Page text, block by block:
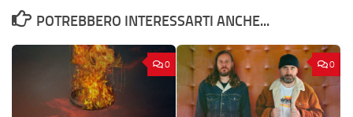
POTREBBERO INTERESSARTI ANCHE...
0 0